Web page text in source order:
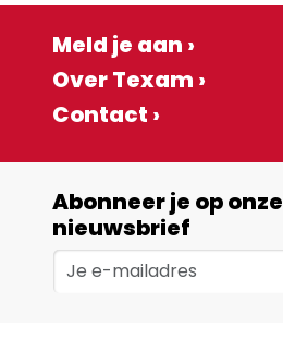
Meld je aan ›
Over Texam ›
Contact ›
Abonneer je op onze
nieuwsbrief